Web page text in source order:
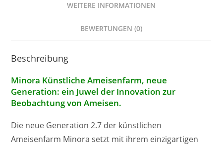
WEITERE INFORMATIONEN
BEWERTUNGEN (0)
Beschreibung
Minora Künstliche Ameisenfarm, neue
Generation: ein Juwel der Innovation zur
Beobachtung von Ameisen.
Die neue Generation 2.7 der künstlichen
Ameisenfarm Minora setzt mit ihrem einzigartigen